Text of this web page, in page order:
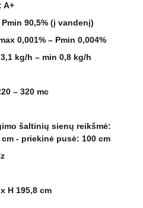
A+
90,5% (į vandenį)
0,001% – Pmin 0,004%
kg/h – min 0,8 kg/h
– 320 mc
šaltinių sienų reikšmė:
- priekinė pusė: 100 cm
H 195,8 cm